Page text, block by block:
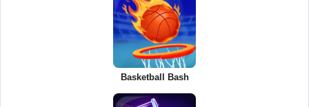
Basketball Bash